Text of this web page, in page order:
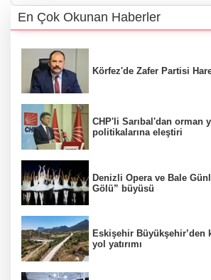
En Çok Okunan Haberler
Körfez'de Zafer Partisi
CHP'li Sarıbal'dan orman
politikalarına eleştiri
Denizli Opera ve Bale
Gölü” büyüsü
Eskişehir Büyükşehir’den
yol yatırımı